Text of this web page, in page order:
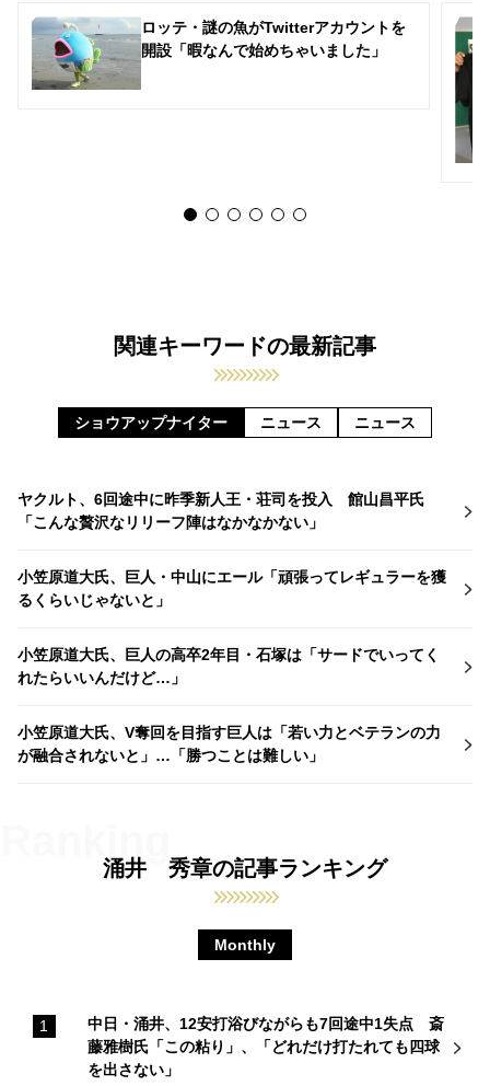
ロッテ・謎の魚がTwitterアカウントを
開設「暇なんで始めちゃいました」
関連キーワードの最新記事
ショウアップナイター ニュース ニュース
ヤクルト、6回途中に昨季新人王・荘司を投入 館山昌平氏
「こんな贅沢なリリーフ陣はなかなかない」
小笠原道大氏、巨人・中山にエール「頑張ってレギュラーを獲
るくらいじゃないと」
小笠原道大氏、巨人の高卒2年目・石塚は「サードでいってく
れたらいいんだけど…」
小笠原道大氏、V奪回を目指す巨人は「若い力とベテランの力
が融合されないと」…「勝つことは難しい」
涌井 秀章の記事ランキング
Monthly
中日・涌井、12安打浴びながらも7回途中1失点 斎
藤雅樹氏「この粘り」、「どれだけ打たれても四球
を出さない」